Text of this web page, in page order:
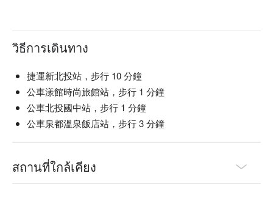
วิธีการเดินทาง
捷運新北投站，步行 10 分鐘
公車漾館時尚旅館站，步行 1 分鐘
公車北投國中站，步行 1 分鐘
公車泉都溫泉飯店站，步行 3 分鐘
สถานที่ใกล้เคียง